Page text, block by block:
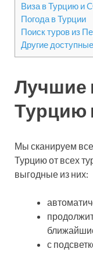
Виза в Турцию и
Погода в Турции
Поиск туров из
Другие
Лучшие
Турцию
Мы сканируем
Турцию от всех
выгодные из них:
с